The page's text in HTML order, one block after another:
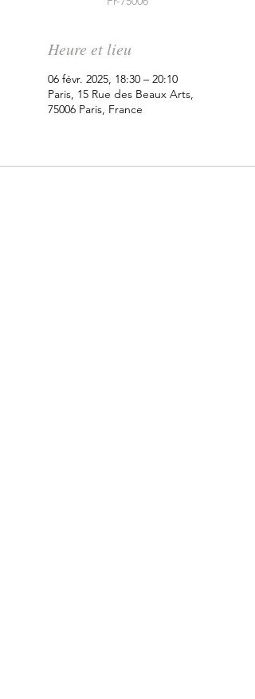
Heure et lieu
06 févr. 2025, 18:30 – 20:10
Paris, 15 Rue des Beaux Arts,
75006 Paris, France